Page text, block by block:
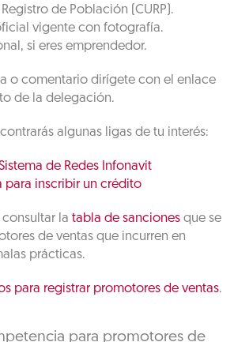
de Población (CURP).
vigente con fotografía.
si eres emprendedor.
o comentario dirígete con el enlace
de la delegación.
algunas ligas de tu interés:
de Redes Infonavit
para inscribir un crédito
la tabla de sanciones que se
de ventas que incurren en
prácticas.
para registrar promotores de ventas.
para promotores de